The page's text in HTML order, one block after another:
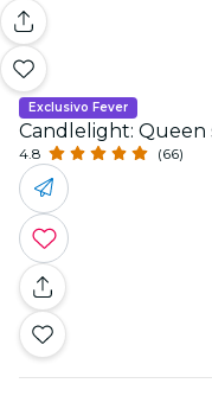
Exclusivo Fever
Candlelight: Queen
4.8 (66)